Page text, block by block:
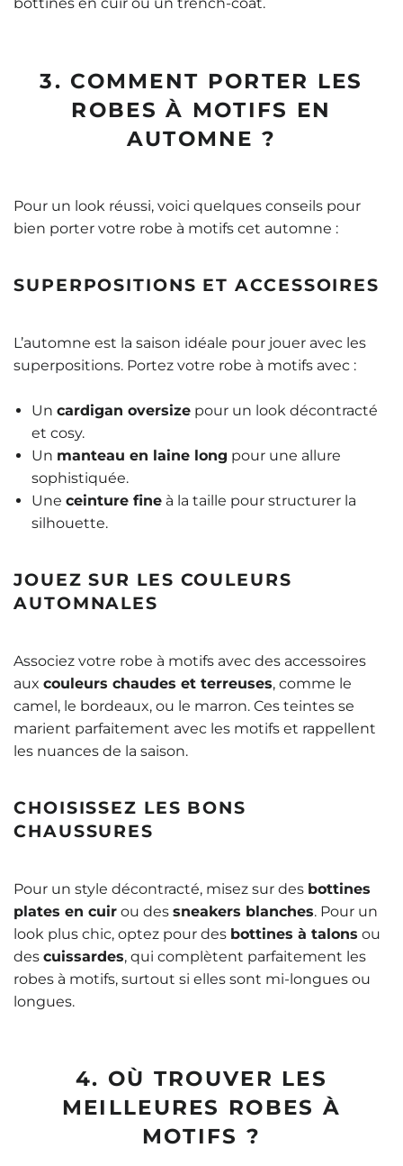
3. COMMENT PORTER LES
ROBES À MOTIFS EN
AUTOMNE ?
Pour un look réussi, voici quelques conseils pour
bien porter votre robe à motifs cet automne :
SUPERPOSITIONS ET ACCESSOIRES
L’automne est la saison idéale pour jouer avec les
superpositions. Portez votre robe à motifs avec :
Un cardigan oversize pour un look décontracté
et cosy.
Un manteau en laine long pour une allure
sophistiquée.
Une ceinture fine à la taille pour structurer la
silhouette.
JOUEZ SUR LES COULEURS
AUTOMNALES
Associez votre robe à motifs avec des accessoires
aux couleurs chaudes et terreuses, comme le
camel, le bordeaux, ou le marron. Ces teintes se
marient parfaitement avec les motifs et rappellent
les nuances de la saison.
CHOISISSEZ LES BONS
CHAUSSURES
Pour un style décontracté, misez sur des bottines
plates en cuir ou des sneakers blanches. Pour un
look plus chic, optez pour des bottines à talons ou
des cuissardes, qui complètent parfaitement les
robes à motifs, surtout si elles sont mi-longues ou
longues.
4. OÙ TROUVER LES
MEILLEURES ROBES À
MOTIFS ?